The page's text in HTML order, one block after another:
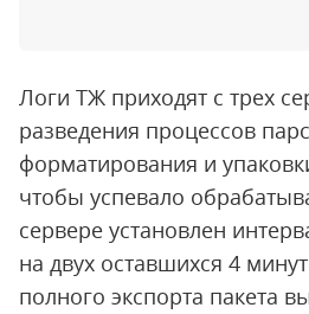
Логи ТЖ приходят с трех
разведения процессов
форматирования и
чтобы успевало
сервере установлен
на двух оставшихся 4
полного экспорта пакета